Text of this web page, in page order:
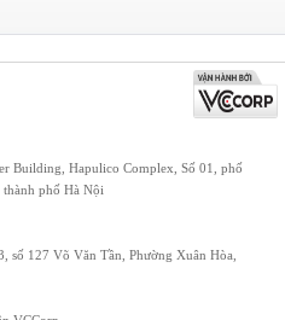
Building, Hapulico Complex, Số 01, phố
phố Hà Nội
số 127 Võ Văn Tần, Phường Xuân Hòa,